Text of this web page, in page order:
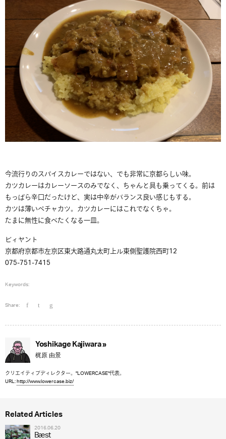
今流行りのスパイスカレーではない、でも非常に京都らしい味。
カツカレーはカレーソースのみでなく、ちゃんと具も乗ってくる。前は
もっぱら辛口だったけど、実は中辛がバランス良い感じもする。
カツは薄いペチャカツ。カツカレーにはこれでなくちゃ。
たまに無性に食べたくなる一皿。
ビィヤント
京都府京都市左京区東大路通丸太町上ル東側聖護院西町12
075-751-7415
Keywords:
Share:
Yoshikage Kajiwara »
梶原 由景
クリエイティブディレクター。"LOWERCASE"代表。
URL:http://www.lowercase.biz/
Related Articles
2016.06.20
Bæst